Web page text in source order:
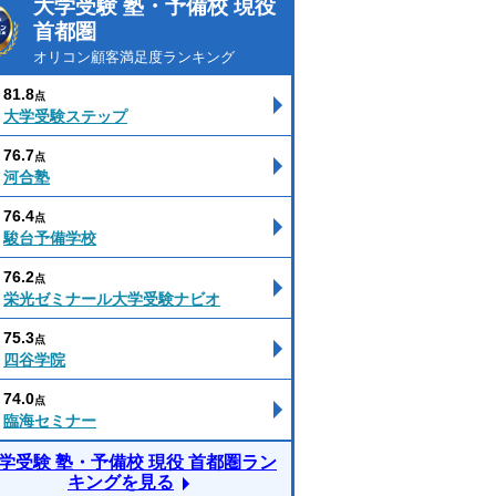
大学受験 塾・予備校 現役
首都圏
オリコン顧客満足度ランキング
81.8点
大学受験ステップ
76.7点
河合塾
76.4点
駿台予備学校
76.2点
栄光ゼミナール大学受験ナビオ
75.3点
四谷学院
74.0点
臨海セミナー
受験 塾・予備校 現役 首都圏ラン
キングを見る